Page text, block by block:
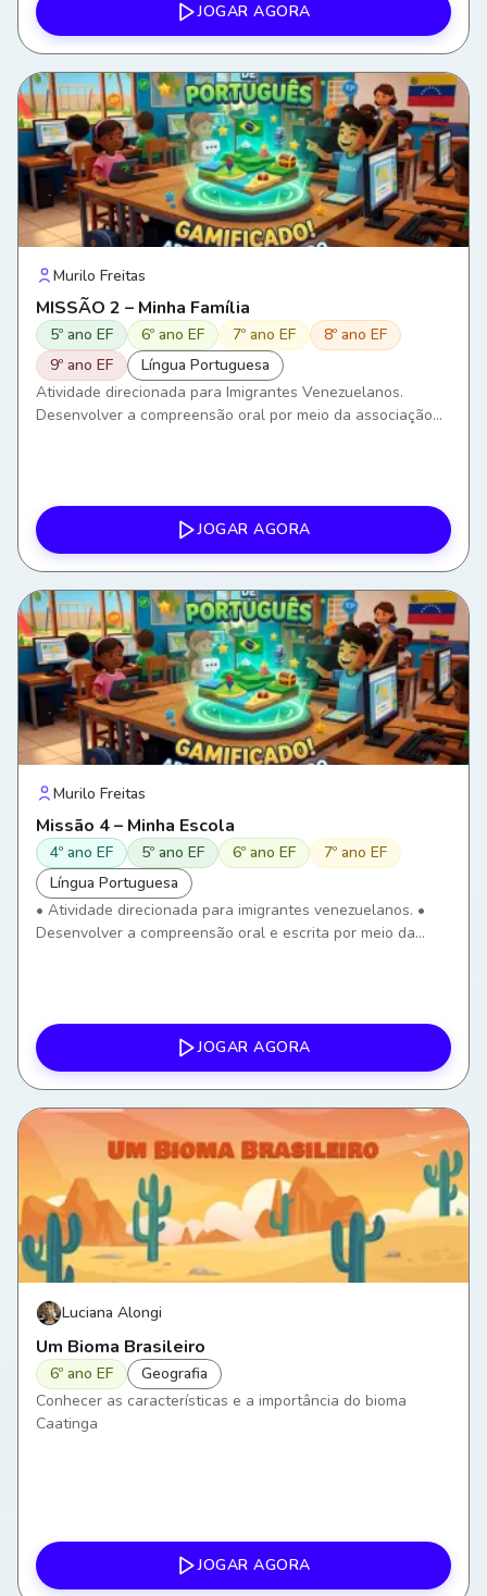
JOGAR AGORA
Murilo Freitas
MISSÃO 2 – Minha Família
5º ano EF 6º ano EF 7º ano EF
8º ano EF
9º ano EF
Língua Portuguesa
Atividade direcionada para Imigrantes Venezuelanos.
Desenvolver a compreensão oral por meio da associação
língua portuguesa em situações comunicativas do
cotidiano. Favorecer a interação social e a construção de
vínculos por meio da comunicação em Português como
Língua de Acolhimento (PLAc).
JOGAR AGORA
Murilo Freitas
Missão 4 – Minha Escola
4º ano EF 5º ano EF 6º ano EF
7º ano EF
Língua Portuguesa
• Atividade direcionada para imigrantes venezuelanos. •
Desenvolver a compreensão oral e escrita por meio da
Utilizar o português em situações reais de convivência
escolar. • Desenvolver autonomia para comunicar
necessidades dentro da escola. • Utilizar tecnologias
digitais como ferramenta de aprendizagem.
JOGAR AGORA
Luciana Alongi
Um Bioma Brasileiro
6º ano EF
Geografia
Conhecer as características e a importância do bioma
Caatinga
JOGAR AGORA